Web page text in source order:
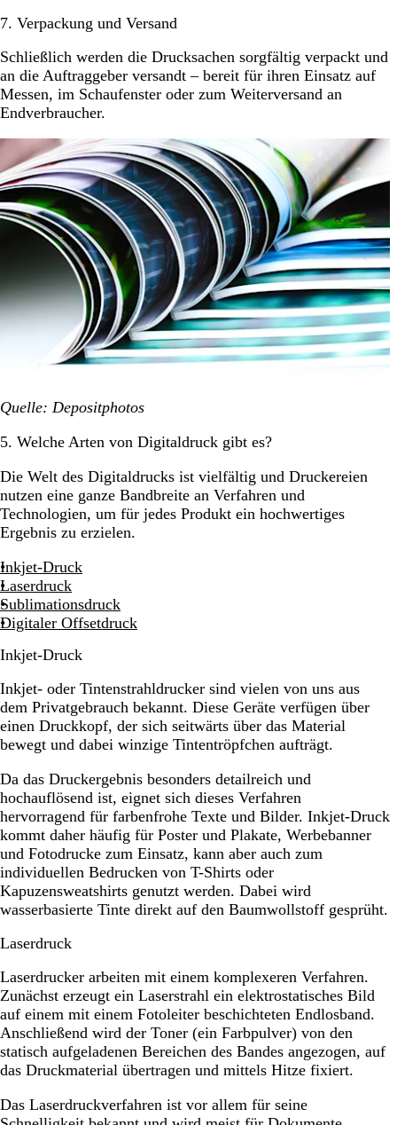
7. Verpackung und Versand
Schließlich werden die Drucksachen sorgfältig verpackt und
an die Auftraggeber versandt – bereit für ihren Einsatz auf
Messen, im Schaufenster oder zum Weiterversand an
Endverbraucher.
Quelle: Depositphotos
5. Welche Arten von Digitaldruck gibt es?
Die Welt des Digitaldrucks ist vielfältig und Druckereien
nutzen eine ganze Bandbreite an Verfahren und
Technologien, um für jedes Produkt ein hochwertiges
Ergebnis zu erzielen.
Inkjet-Druck
Laserdruck
Sublimationsdruck
Digitaler Offsetdruck
Inkjet-Druck
Inkjet- oder Tintenstrahldrucker sind vielen von uns aus
dem Privatgebrauch bekannt. Diese Geräte verfügen über
einen Druckkopf, der sich seitwärts über das Material
bewegt und dabei winzige Tintentröpfchen aufträgt.
Da das Druckergebnis besonders detailreich und
hochauflösend ist, eignet sich dieses Verfahren
hervorragend für farbenfrohe Texte und Bilder. Inkjet-Druck
kommt daher häufig für Poster und Plakate, Werbebanner
und Fotodrucke zum Einsatz, kann aber auch zum
individuellen Bedrucken von T-Shirts oder
Kapuzensweatshirts genutzt werden. Dabei wird
wasserbasierte Tinte direkt auf den Baumwollstoff gesprüht.
Laserdruck
Laserdrucker arbeiten mit einem komplexeren Verfahren.
Zunächst erzeugt ein Laserstrahl ein elektrostatisches Bild
auf einem mit einem Fotoleiter beschichteten Endlosband.
Anschließend wird der Toner (ein Farbpulver) von den
statisch aufgeladenen Bereichen des Bandes angezogen, auf
das Druckmaterial übertragen und mittels Hitze fixiert.
Das Laserdruckverfahren ist vor allem für seine